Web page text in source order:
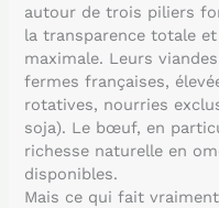
autour de trois piliers
la transparence totale
maximale. Leurs
fermes françaises,
rotatives, nourries
soja). Le bœuf, en
richesse naturelle en
disponibles.
Mais ce qui fait